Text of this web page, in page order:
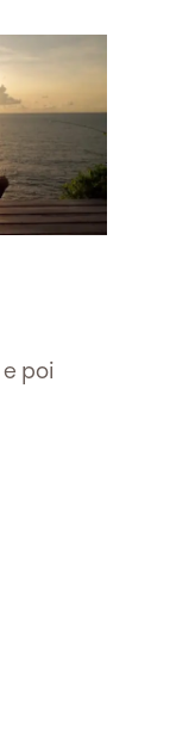
e poi